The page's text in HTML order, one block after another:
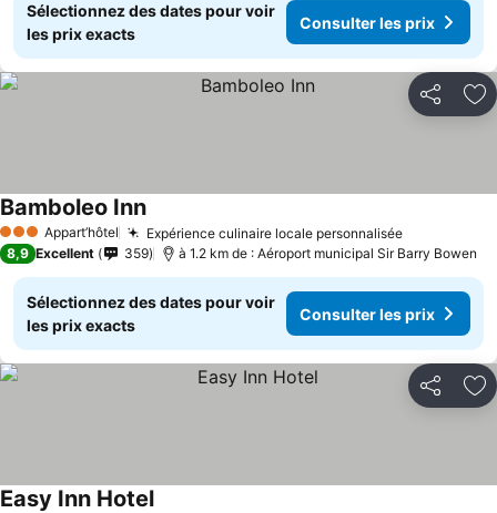
Sélectionnez des dates pour voir
les prix exacts
Consulter les prix
Partager
3 ÉtoilesAppart’hôtel Expérience culinaire locale personnalisée
Bamboleo Inn
8,9 Excellent 359 à 1.2 km de : Aéroport municipal Sir Barry Bowen
Sélectionnez des dates pour voir
les prix exacts
Consulter les prix
Partager
Easy Inn Hotel